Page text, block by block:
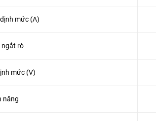
mức (A)
ngắt rò
mức (V)
năng